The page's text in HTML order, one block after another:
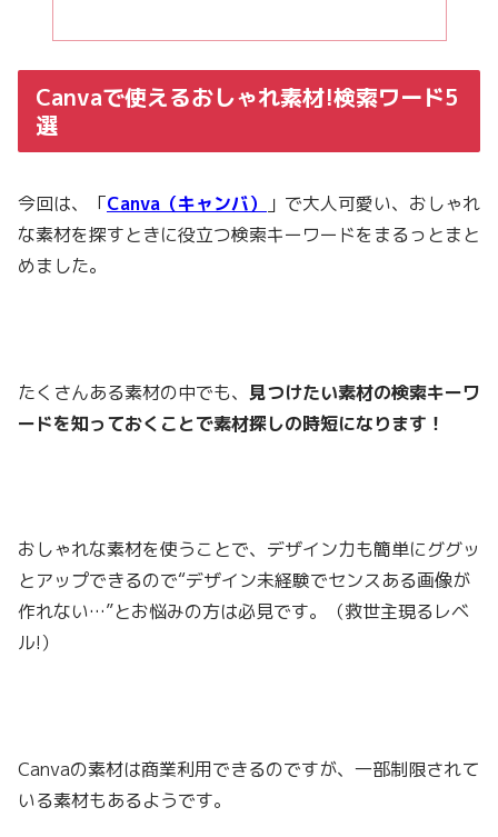
Canvaで使えるおしゃれ素材!検索ワード5
選
今回は、「Canva（キャンバ）
」で大人可愛い、おしゃれ
な素材を探すときに役立つ検索キーワードをまるっとまと
めました。
たくさんある素材の中でも、 見つけたい素材の検索キーワ
ードを知っておくことで素材探しの時短になります！
おしゃれな素材を使うことで、デザイン力も簡単にググッ
とアップできるので“デザイン未経験でセンスある画像が
作れない…”とお悩みの方は必見です。（救世主現るレベ
ル!）
Canvaの素材は商業利用できるのですが、一部制限されて
いる素材もあるようです。